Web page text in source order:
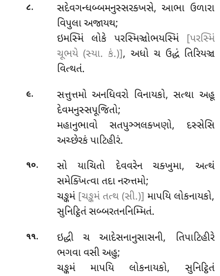
૮.
સદેવગન્ધબ્બમનુસ્સરક્ખસે, આભા ઉળારા
વિપુલા અજાયથ;
ઇમસ્મિં લોકે પરસ્મિઞ્ચોભયસ્મિં
[પરસ્મિં
ચૂભયે (સ્યા. કં.)], અધો ચ ઉદ્ધં તિરિયઞ્ચ
વિત્થતં.
૯.
સત્તુત્તમો અનધિવરો વિનાયકો, સત્થા અહૂ
દેવમનુસ્સપૂજિતો;
મહાનુભાવો સતપુઞ્ઞલક્ખણો, દસ્સેસિ
અચ્છેરકં પાટિહીરં.
૧૦.
સો યાચિતો દેવવરેન ચક્ખુમા, અત્થં
સમેક્ખિત્વા તદા નરુત્તમો;
ચઙ્કમં [ચઙ્કમં તત્થ (સી.)] માપયિ લોકનાયકો,
સુનિટ્ઠિતં સબ્બરતનનિમ્મિતં.
૧૧.
ઇદ્ધી ચ આદેસનાનુસાસની, તિપાટિહીરે
ભગવા વસી અહુ;
ચઙ્કમં માપયિ લોકનાયકો, સુનિટ્ઠિતં